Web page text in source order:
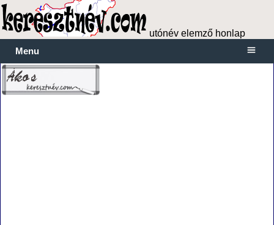
utónév elemző honlap
Menu